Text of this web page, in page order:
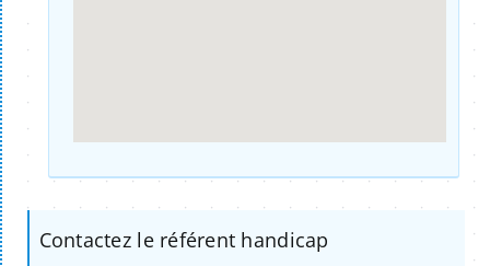
Contactez le référent handicap